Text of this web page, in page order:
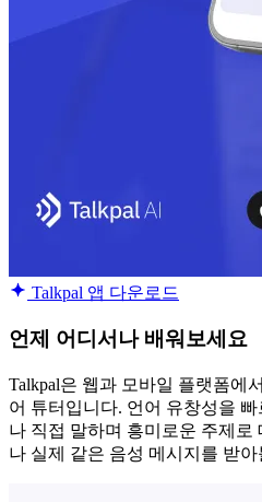
Talkpal 앱 다운로드
언제 어디서나 배워보세요
Talkpal은 웹과 모바일 플랫폼에
어 튜터입니다. 언어 유창성을
나 직접 말하며 흥미로운 주제로
나 실제 같은 음성 메시지를 받